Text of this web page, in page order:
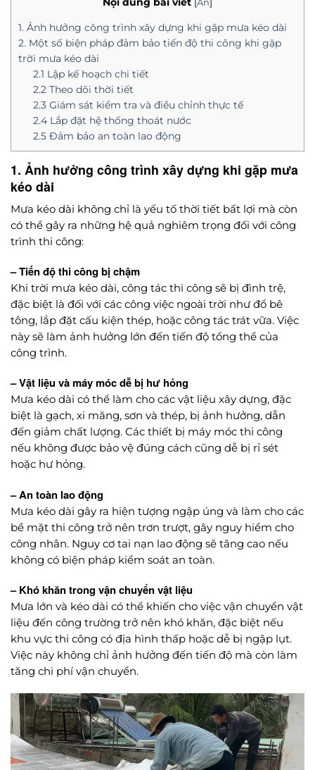
[Ẩn]
1. Ảnh hưởng công trình xây dựng khi gặp mưa kéo dài
2. Một số biện pháp đảm bảo tiến độ thi công khi gặp
trời mưa kéo dài
2.1 Lập kế hoạch chi tiết
2.2 Theo dõi thời tiết
2.3 Giám sát kiểm tra và điều chỉnh thực tế
2.4 Lắp đặt hệ thống thoát nước
2.5 Đảm bảo an toàn lao động
1. Ảnh hưởng công trình xây dựng khi gặp mưa
kéo dài
Mưa kéo dài không chỉ là yếu tố thời tiết bất lợi mà còn
có thể gây ra những hệ quả nghiêm trọng đối với công
trình thi công:
– Tiến độ thi công bị chậm
Khi trời mưa kéo dài, công tác thi công sẽ bị đình trệ,
đặc biệt là đối với các công việc ngoài trời như đổ bê
tông, lắp đặt cấu kiện thép, hoặc công tác trát vữa. Việc
này sẽ làm ảnh hưởng lớn đến tiến độ tổng thể của
công trình.
– Vật liệu và máy móc dễ bị hư hỏng
Mưa kéo dài có thể làm cho các vật liệu xây dựng, đặc
biệt là gạch, xi măng, sơn và thép, bị ảnh hưởng, dẫn
đến giảm chất lượng. Các thiết bị máy móc thi công
nếu không được bảo vệ đúng cách cũng dễ bị rỉ sét
hoặc hư hỏng.
– An toàn lao động
Mưa kéo dài gây ra hiện tượng ngập úng và làm cho các
bề mặt thi công trở nên trơn trượt, gây nguy hiểm cho
công nhân. Nguy cơ tai nạn lao động sẽ tăng cao nếu
không có biện pháp kiểm soát an toàn.
– Khó khăn trong vận chuyển vật liệu
Mưa lớn và kéo dài có thể khiến cho việc vận chuyển vật
liệu đến công trường trở nên khó khăn, đặc biệt nếu
khu vực thi công có địa hình thấp hoặc dễ bị ngập lụt.
Việc này không chỉ ảnh hưởng đến tiến độ mà còn làm
tăng chi phí vận chuyển.